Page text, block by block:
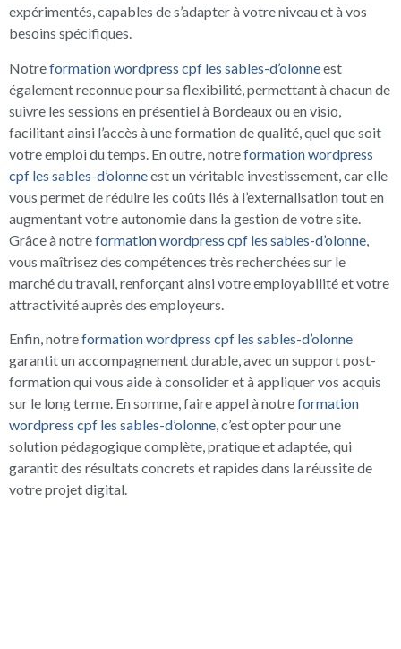
expérimentés, capables de s’adapter à votre niveau et à vos
besoins spécifiques.
Notreformation wordpress cpf les sables-d’olonneest
également reconnue pour sa flexibilité, permettant à chacun de
suivre les sessions en présentiel à Bordeaux ou en visio,
facilitant ainsi l’accès à une formation de qualité, quel que soit
votre emploi du temps. En outre, notreformation wordpress
cpf les sables-d’olonneest un véritable investissement, car elle
vous permet de réduire les coûts liés à l’externalisation tout en
augmentant votre autonomie dans la gestion de votre site.
Grâce à notreformation wordpress cpf les sables-d’olonne
vous maîtrisez des compétences très recherchées sur le
marché du travail, renforçant ainsi votre employabilité et votre
attractivité auprès des employeurs.
Enfin, notreformation wordpress cpf les sables-d’olonne
garantit un accompagnement durable, avec un support post-
formation qui vous aide à consolider et à appliquer vos acquis
sur le long terme. En somme, faire appel à notreformation
wordpress cpf les sables-d’olonne, c’est opter pour une
solution pédagogique complète, pratique et adaptée, qui
garantit des résultats concrets et rapides dans la réussite de
votre projet digital.